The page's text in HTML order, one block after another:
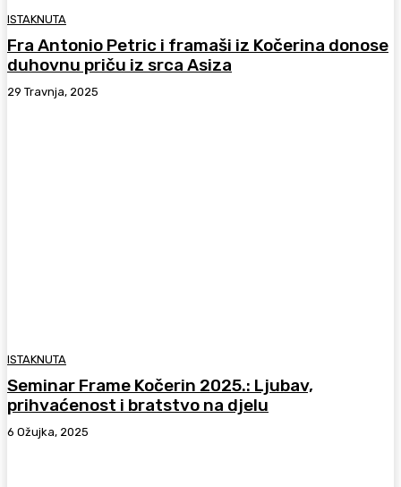
ISTAKNUTA
Fra Antonio Petric i framaši iz Kočerina donose
duhovnu priču iz srca Asiza
29 Travnja, 2025
ISTAKNUTA
Seminar Frame Kočerin 2025.: Ljubav,
prihvaćenost i bratstvo na djelu
6 Ožujka, 2025